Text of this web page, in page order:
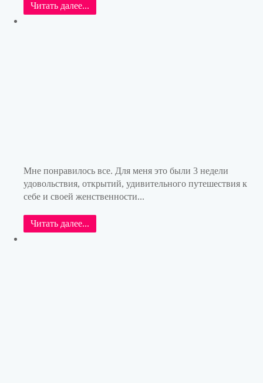
Читать далее...
Мне понравилось все. Для меня это были 3 недели
удовольствия, открытий, удивительного путешествия к
себе и своей женственности...
Читать далее...